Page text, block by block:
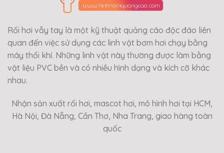
Rối hơi vẫy tay là một kỹ thuật quảng cáo độc đáo liên
quan đến việc sử dụng các linh vật bơm hơi chạy bằng
máy thổi khí. Những linh vật này thường được làm bằng
vật liệu PVC bền và có nhiều hình dạng và kích cỡ khác
nhau.
Nhận sản xuất rối hơi, mascot hơi, mô hình hơi tại HCM,
Hà Nội, Đà Nẵng, Cần Thơ, Nha Trang, giao hàng toàn
quốc